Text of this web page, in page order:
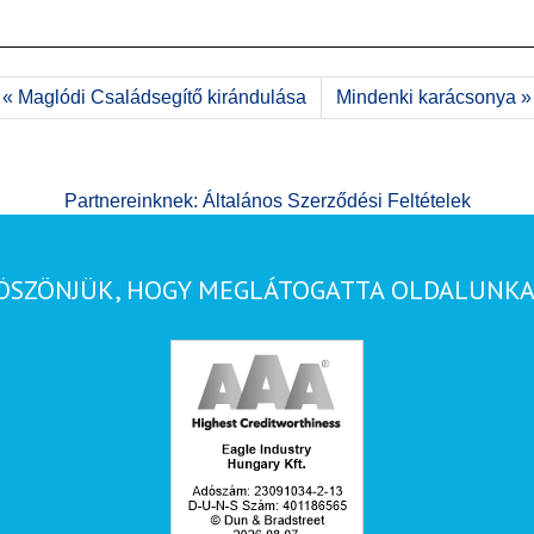
« Maglódi Családsegítő kirándulása Mindenki karácsonya »
Partnereinknek: Általános Szerződési Feltételek
HOGY MEGLÁTOGATTA